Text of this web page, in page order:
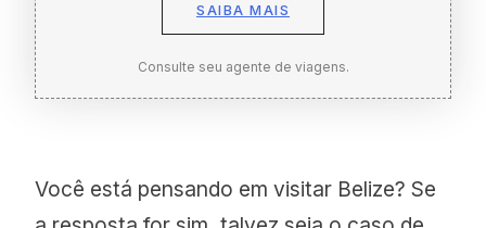
SAIBA MAIS
Consulte seu agente de viagens.
Você está pensando em visitar Belize? Se